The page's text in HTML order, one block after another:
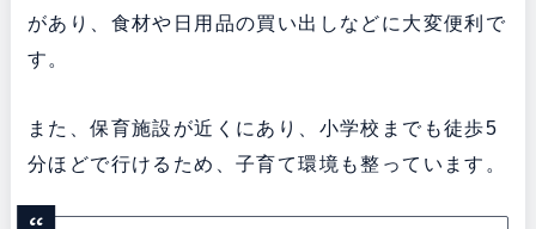
があり、食材や日用品の買い出しなどに大変便利で
す。
また、保育施設が近くにあり、小学校までも徒歩5
分ほどで行けるため、子育て環境も整っています。